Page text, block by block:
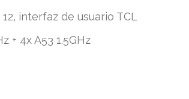
interfaz de usuario TCL
+ 4x A53 1.5GHz